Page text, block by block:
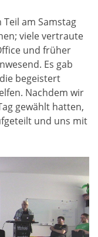
am Samstag
viele vertraute
und früher
Es gab
begeistert
Nachdem wir
gewählt hatten,
und uns mit